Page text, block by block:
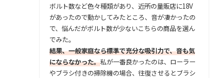
ボルト数など色々種類があり、近所の量販店に18V
があったので動かしてみたところ、音が凄かったの
で、悩んだがボルト数が少ないこちらの商品を選ん
でみた。
結果、一般家庭なら標準で充分な吸引力で、音も気
にならなかった。私が一番良かったのは、ローラー
やブラシ付きの掃除機の場合、往復させるとブラシ